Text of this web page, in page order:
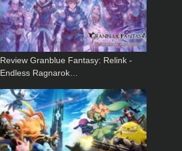
Review Granblue Fantasy: Relink -
Endless Ragnarok…